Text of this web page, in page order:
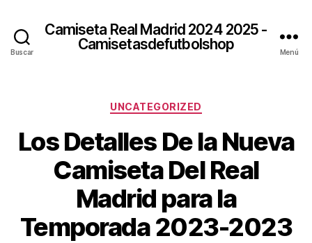
Buscar
Camiseta Real Madrid 2024 2025 -
Camisetasdefutbolshop
Menú
Categorías
UNCATEGORIZED
Los Detalles De la Nueva
Camiseta Del Real
Madrid para la
Temporada 2023-2023